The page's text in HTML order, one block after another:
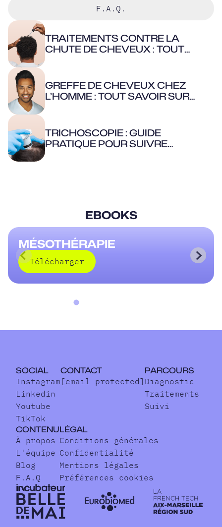
F.A.Q.
TRAITEMENTS CONTRE LA
CHUTE DE CHEVEUX : TOUT
GREFFE DE CHEVEUX CHEZ
L’HOMME : TOUT SAVOIR SUR
TRICHOSCOPIE : GUIDE
PRATIQUE POUR SUIVRE
EBOOKS
MÉSOTHÉRAPIE
Télécharger
SOCIAL
Instagram
Linkedin
Youtube
TikTok
CONTACT
[email protected]
PARCOURS
Diagnostic
Traitements
Suivi
CONTENU
À propos
L'équipe
Blog
F.A.Q
LÉGAL
Conditions générales
Confidentialité
Mentions légales
Préférences cookies